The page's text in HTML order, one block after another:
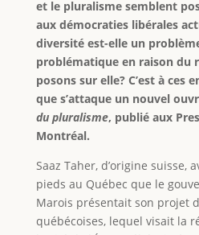
et le pluralisme semblent
aux démocraties libérales
diversité est-elle un
problématique en raison du
posons sur elle? C’est à ces
que s’attaque un nouvel
du pluralisme, publié aux
Montréal.
Saaz Taher, d’origine suisse,
pieds au Québec que le
Marois présentait son projet
québécoises, lequel visait la